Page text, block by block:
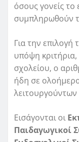
όσους γονείς
συμπληρωθούν
Για την
υπόψη
σχολείου, ο
ήδη σε
Εισάγονται οι
Παιδαγωγικοί